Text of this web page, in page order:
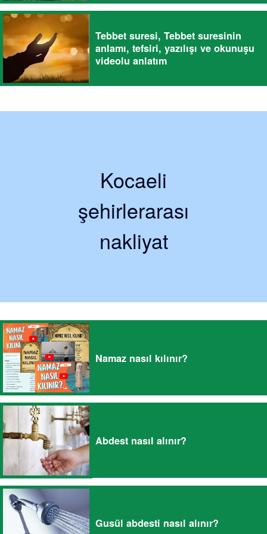
Tebbet suresi, Tebbet suresinin
anlamı, tefsiri, yazılışı ve okunuşu
videolu anlatım
Kocaeli
şehirlerarası
nakliyat
Namaz nasıl kılınır?
Abdest nasıl alınır?
Gusül abdesti nasıl alınır?